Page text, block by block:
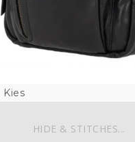
Kies
HIDE & STITCHES...